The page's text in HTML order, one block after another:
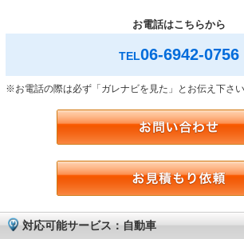
お電話はこちらから
TEL06-6942-0756
※お電話の際は必ず「ガレナビを見た」とお伝え下さい
対応可能サービス：自動車